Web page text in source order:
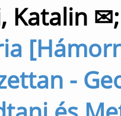
Katalin ✉;
-